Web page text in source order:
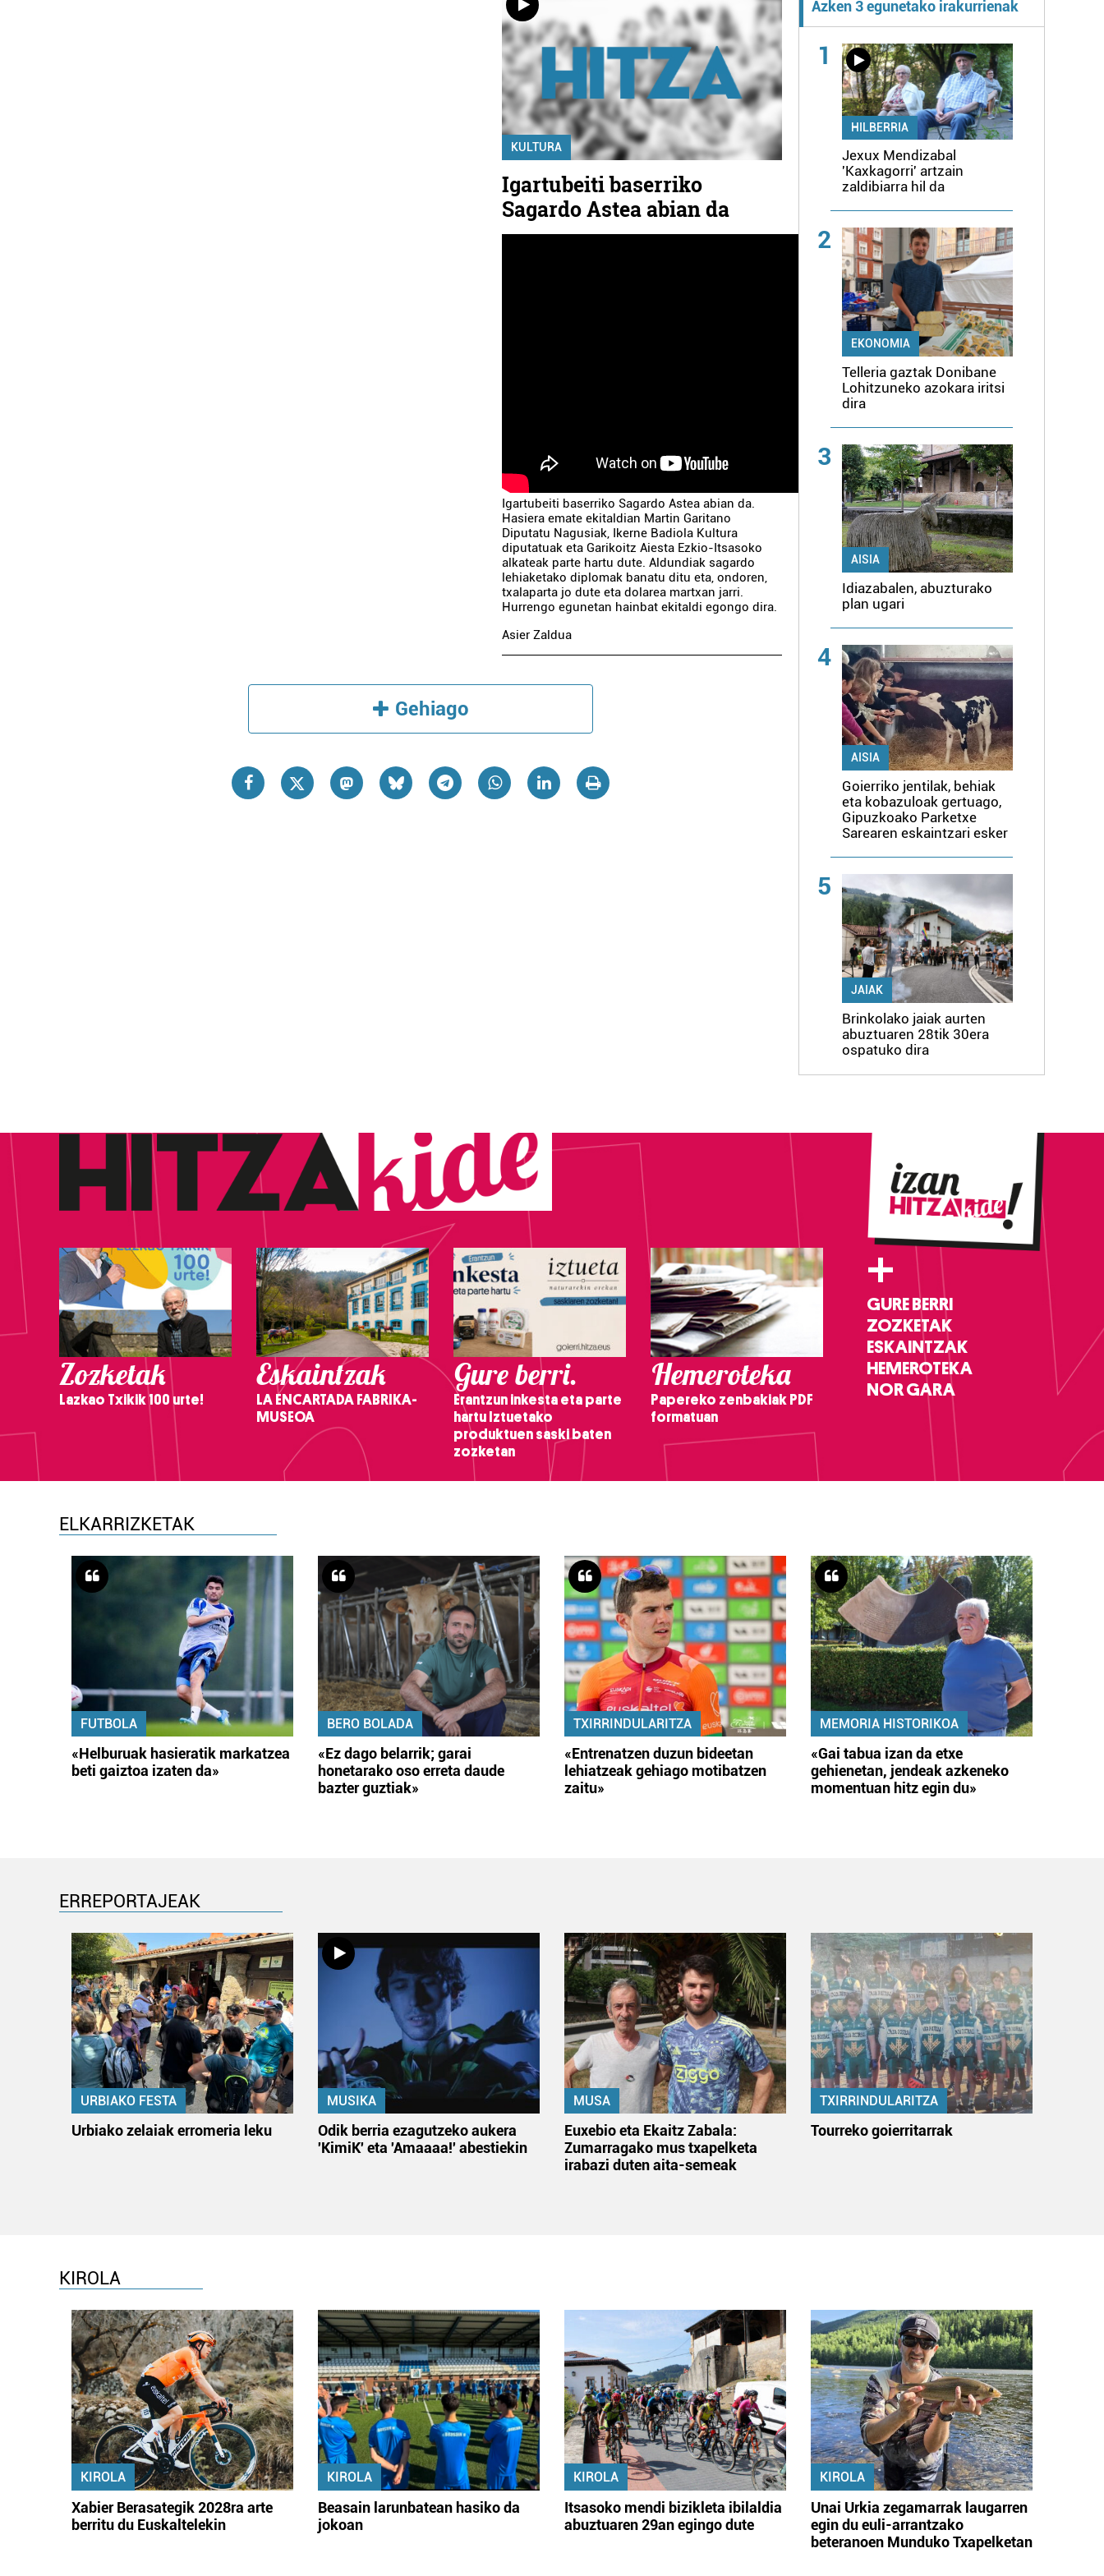
KULTURA
Igartubeiti baserriko
Sagardo Astea abian da
Igartubeiti baserriko Sagardo Astea abian da.
Hasiera emate ekitaldian Martin Garitano
Diputatu Nagusiak, Ikerne Badiola Kultura
diputatuak eta Garikoitz Aiesta Ezkio-Itsasoko
alkateak parte hartu dute. Aldundiak sagardo
lehiaketako diplomak banatu ditu eta, ondoren,
txalaparta jo dute eta dolarea martxan jarri.
Hurrengo egunetan hainbat ekitaldi egongo dira.
Asier Zaldua
Gehiago
Azken 3 egunetako irakurrienak
1
HILBERRIA
Jexux Mendizabal
'Kaxkagorri' artzain
zaldibiarra hil da
2
EKONOMIA
Telleria gaztak Donibane
Lohitzuneko azokara iritsi
dira
3
AISIA
Idiazabalen, abuzturako
plan ugari
4
AISIA
Goierriko jentilak, behiak
eta kobazuloak gertuago,
Gipuzkoako Parketxe
Sarearen eskaintzari esker
5
JAIAK
Brinkolako jaiak aurten
abuztuaren 28tik 30era
ospatuko dira
Zozketak
Lazkao Txikik 100 urte!
Eskaintzak
LA ENCARTADA FABRIKA-
MUSEOA
Gure berri.
Erantzun inkesta eta parte
hartu Iztuetako
produktuen saski baten
zozketan
Hemeroteka
Papereko zenbakiak PDF
formatuan
+
GURE BERRI
ZOZKETAK
ESKAINTZAK
HEMEROTEKA
NOR GARA
ELKARRIZKETAK
FUTBOLA
«Helburuak hasieratik markatzea
beti gaiztoa izaten da»
BERO BOLADA
«Ez dago belarrik; garai
honetarako oso erreta daude
bazter guztiak»
TXIRRINDULARITZA
«Entrenatzen duzun bideetan
lehiatzeak gehiago motibatzen
zaitu»
MEMORIA HISTORIKOA
«Gai tabua izan da etxe
gehienetan, jendeak azkeneko
momentuan hitz egin du»
ERREPORTAJEAK
URBIAKO FESTA
Urbiako zelaiak erromeria leku
MUSIKA
Odik berria ezagutzeko aukera
'KimiK' eta 'Amaaaa!' abestiekin
MUSA
Euxebio eta Ekaitz Zabala:
Zumarragako mus txapelketa
irabazi duten aita-semeak
TXIRRINDULARITZA
Tourreko goierritarrak
KIROLA
KIROLA
Xabier Berasategik 2028ra arte
berritu du Euskaltelekin
KIROLA
Beasain larunbatean hasiko da
jokoan
KIROLA
Itsasoko mendi bizikleta ibilaldia
abuztuaren 29an egingo dute
KIROLA
Unai Urkia zegamarrak laugarren
egin du euli-arrantzako
beteranoen Munduko Txapelketan